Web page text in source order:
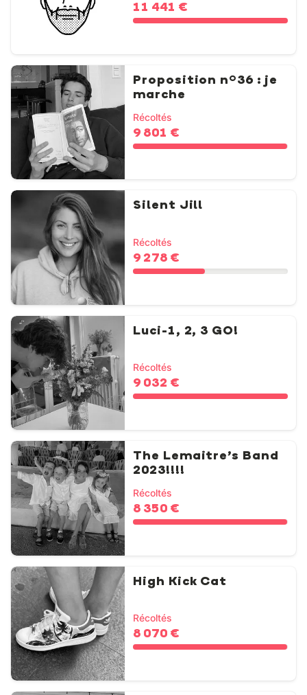
11 441 €
Proposition n°36 : je
marche
Récoltés
9 801 €
Silent Jill
Récoltés
9 278 €
Luci-1, 2, 3 GO!
Récoltés
9 032 €
The Lemaitre’s Band
2023!!!!
Récoltés
8 350 €
High Kick Cat
Récoltés
8 070 €